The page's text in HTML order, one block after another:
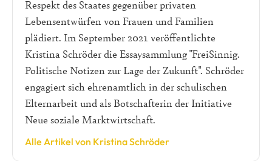
Respekt des Staates gegenüber privaten
Lebensentwürfen von Frauen und Familien
plädiert. Im September 2021 veröffentlichte
Kristina Schröder die Essaysammlung "FreiSinnig.
Politische Notizen zur Lage der Zukunft". Schröder
engagiert sich ehrenamtlich in der schulischen
Elternarbeit und als Botschafterin der Initiative
Neue soziale Marktwirtschaft.
Alle Artikel von Kristina Schröder